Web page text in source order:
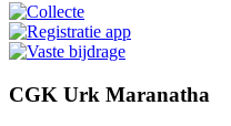
CGK Urk Maranatha